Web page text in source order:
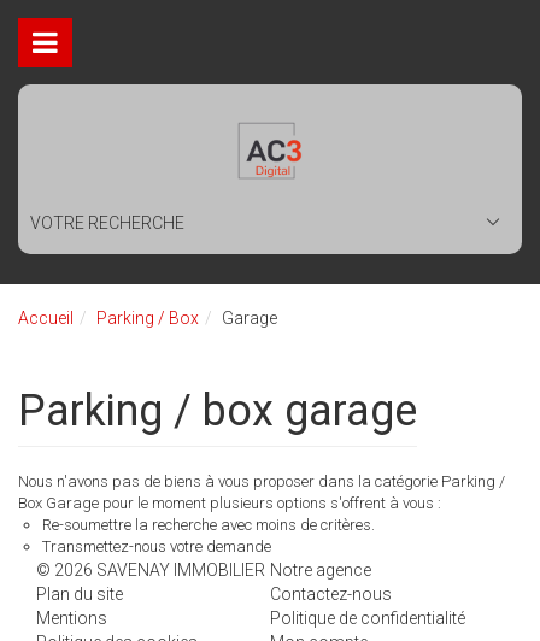
VOTRE RECHERCHE
Accueil Parking / Box Garage
Parking / box garage
Nous n'avons pas de biens à vous proposer dans la catégorie Parking /
Box Garage pour le moment plusieurs options s'offrent à vous :
Re-soumettre la recherche avec moins de critères.
Transmettez-nous votre demande
© 2026 SAVENAY IMMOBILIER Notre agence
Plan du site
Contactez-nous
Mentions
Politique de confidentialité